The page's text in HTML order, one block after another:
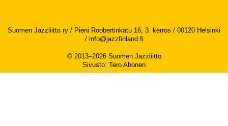
Suomen Jazzliitto ry / Pieni Roobertinkatu 16, 3. kerros / 00120 Helsinki
/ info@jazzfinland.fi
© 2013–2026 Suomen Jazzliitto
Sivusto: Tero Ahonen